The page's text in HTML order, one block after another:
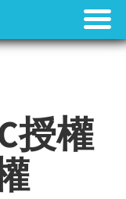
授權